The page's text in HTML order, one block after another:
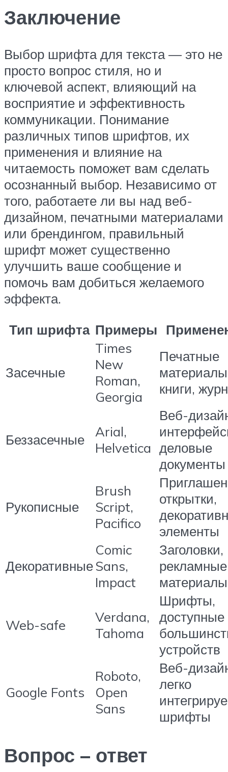
Заключение
Выбор шрифта для текста — это не
просто вопрос стиля, но и
ключевой аспект, влияющий на
восприятие и эффективность
коммуникации. Понимание
различных типов шрифтов, их
применения и влияние на
читаемость поможет вам сделать
осознанный выбор. Независимо от
того, работаете ли вы над веб-
дизайном, печатными материалами
или брендингом, правильный
шрифт может существенно
улучшить ваше сообщение и
помочь вам добиться желаемого
эффекта.
Тип шрифта Примеры
Засечные
Times
New
Roman,
Georgia
Печатные
книги,
Беззасечные
Arial,
Helvetica
Веб-
деловые
документы
Рукописные
Brush
Script,
Pacifico
открытки,
элементы
Декоративные
Comic
Sans,
Impact
Заголовки,
рекламные
материалы
Web-safe
Verdana,
Tahoma
Шрифты,
доступные
устройств
Google Fonts
Roboto,
Open
Sans
Веб-
легко
шрифты
Вопрос – ответ